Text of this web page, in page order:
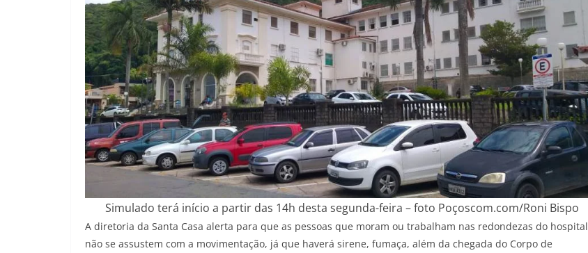
Simulado terá início a partir das 14h desta segunda-feira – foto Poçoscom.com/Roni Bispo
A diretoria da Santa Casa alerta para que as pessoas que moram ou trabalham nas redondezas do hospital
não se assustem com a movimentação, já que haverá sirene, fumaça, além da chegada do Corpo de